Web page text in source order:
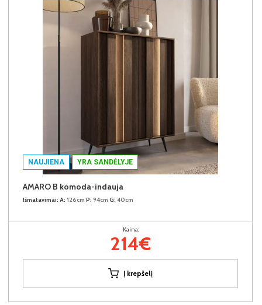
NAUJIENA YRA SANDĖLYJE
AMARO B komoda-indauja
Išmatavimai: A: 126cm P: 94cm G: 40cm
Kaina:
214€
Į krepšelį